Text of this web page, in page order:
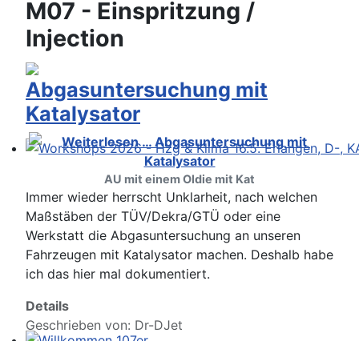
Workshops 2026 - Hzg & Klima 16.5. Erlangen, D-,
M07 - Einspritzung /
Injection
Abgasuntersuchung mit
Katalysator
AU mit einem Oldie mit Kat
Immer wieder herrscht Unklarheit, nach welchen
Maßstäben der TÜV/Dekra/GTÜ oder eine
Werkstatt die Abgasuntersuchung an unseren
Fahrzeugen mit Katalysator machen. Deshalb habe
ich das hier mal dokumentiert.
Details
Geschrieben von: Dr-DJet